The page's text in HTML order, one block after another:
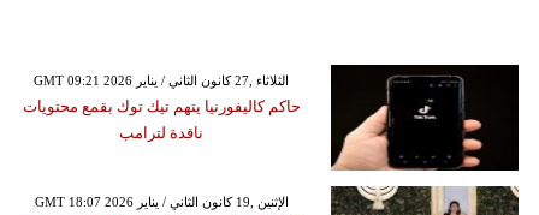
GMT 09:21 2026 الثلاثاء ,27 كانون الثاني / يناير
حاكم كاليفورنيا يتهم تيك توك بقمع محتويات
ناقدة لترامب
GMT 18:07 2026 الإثنين ,19 كانون الثاني / يناير